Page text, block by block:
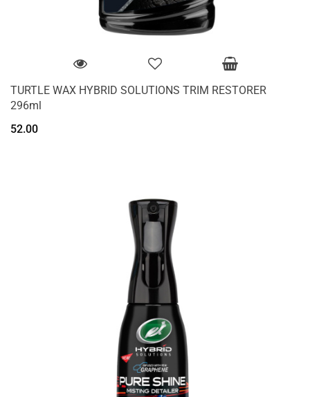
TURTLE WAX HYBRID SOLUTIONS TRIM RESTORER
296ml
52.00